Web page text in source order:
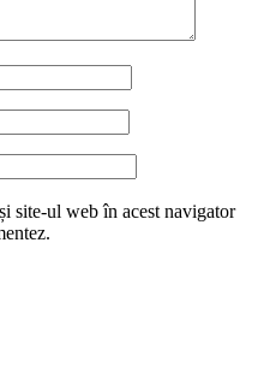
site-ul web în acest navigator